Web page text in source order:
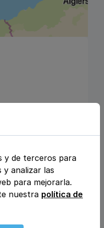
28702, San
y de terceros para
y analizar las
para mejorarla.
nuestra política de